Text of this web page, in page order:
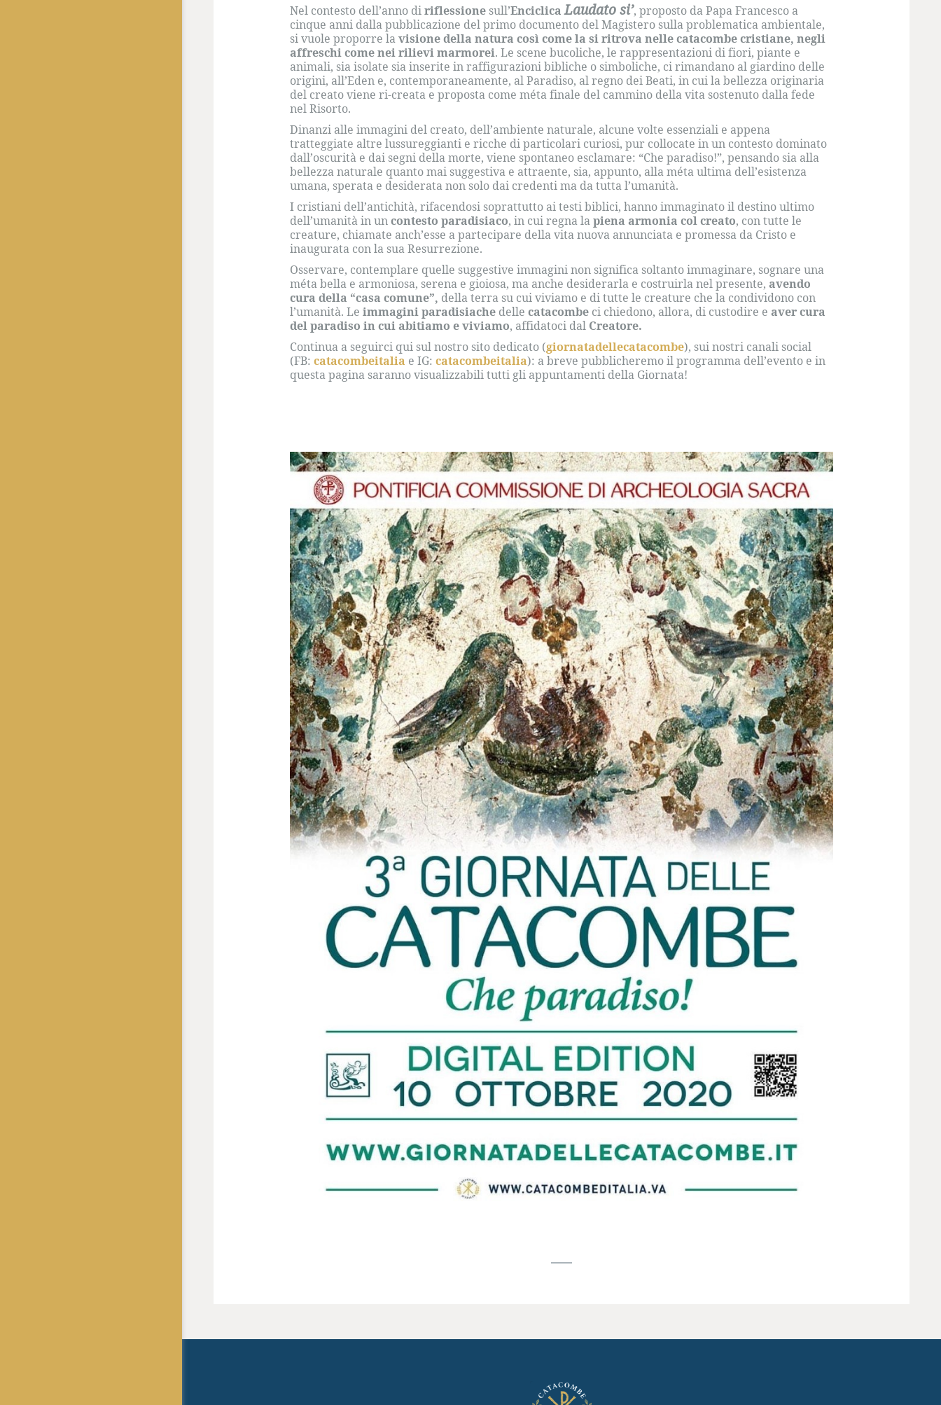
Nel contesto dell’anno diriflessionesull’EnciclicaLaudato si’, proposto da Papa Francesco a
cinque anni dalla pubblicazione del primo documento del Magistero sulla problematica ambientale,
si vuole proporre lavisione della natura così come la si ritrova nelle catacombe cristiane, negli
affreschi come nei rilievi marmorei. Le scene bucoliche, le rappresentazioni di fiori, piante e
animali, sia isolate sia inserite in raffigurazioni bibliche o simboliche, ci rimandano al giardino delle
origini, all’Eden e, contemporaneamente, al Paradiso, al regno dei Beati, in cui la bellezza originaria
del creato viene ri-creata e proposta come méta finale del cammino della vita sostenuto dalla fede
nel Risorto.
Dinanzi alle immagini del creato, dell’ambiente naturale, alcune volte essenziali e appena
tratteggiate altre lussureggianti e ricche di particolari curiosi, pur collocate in un contesto dominato
dall’oscurità e dai segni della morte, viene spontaneo esclamare: “Che paradiso!”, pensando sia alla
bellezza naturale quanto mai suggestiva e attraente, sia, appunto, alla méta ultima dell’esistenza
umana, sperata e desiderata non solo dai credenti ma da tutta l’umanità.
I cristiani dell’antichità, rifacendosi soprattutto ai testi biblici, hanno immaginato il destino ultimo
dell’umanità in uncontesto paradisiaco, in cui regna lapiena armonia col creato, con tutte le
creature, chiamate anch’esse a partecipare della vita nuova annunciata e promessa da Cristo e
inaugurata con la sua Resurrezione.
Osservare, contemplare quelle suggestive immagini non significa soltanto immaginare, sognare una
méta bella e armoniosa, serena e gioiosa, ma anche desiderarla e costruirla nel presente,avendo
cura della “casa comune”, della terra su cui viviamo e di tutte le creature che la condividono con
l’umanità. Leimmagini paradisiache dellecatacombe ci chiedono, allora, di custodire eaver cura
del paradiso in cui abitiamo e viviamo, affidatoci dal Creatore.
Continua a seguirci qui sul nostro sito dedicato (giornatadellecatacombe), sui nostri canali social
(FB:catacombeitalia e IG:catacombeitalia): a breve pubblicheremo il programma dell’evento e in
questa pagina saranno visualizzabili tutti gli appuntamenti della Giornata!